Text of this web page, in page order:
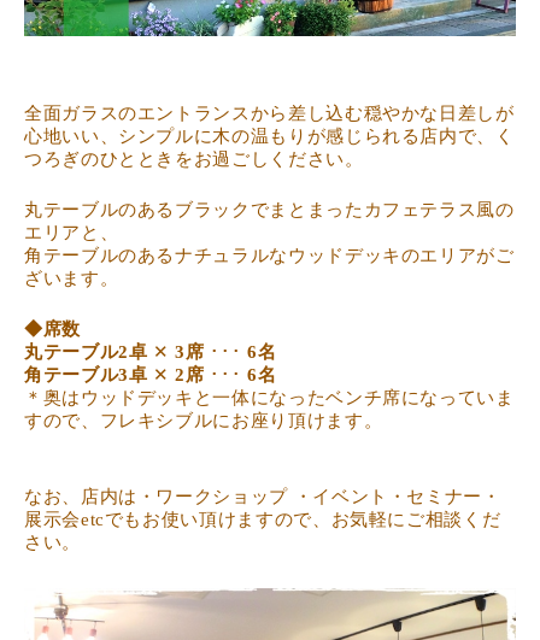
全面ガラスのエントランスから差し込む穏やかな日差しが
心地いい、シンプルに木の温もりが感じられる店内で、く
つろぎのひとときをお過ごしください。
丸テーブルのあるブラックでまとまったカフェテラス風の
エリアと、
角テーブルのあるナチュラルなウッドデッキのエリアがご
ざいます。
◆席数
丸テーブル2卓 ✕3席 ･･･ 6名
角テーブル3卓 ✕2席 ･･･ 6名
＊奥はウッドデッキと一体になったベンチ席になっていま
すので、フレキシブルにお座り頂けます。
なお、店内は・ワークショップ ・イベント・セミナー・
展示会etcでもお使い頂けますので、お気軽にご相談くだ
さい。